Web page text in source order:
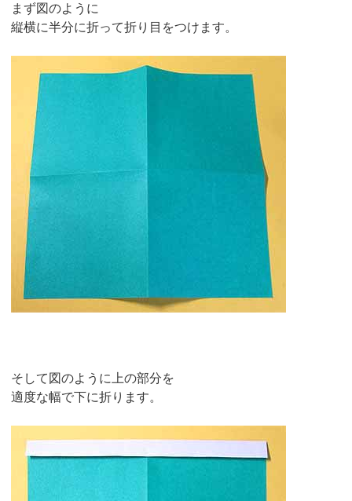
まず図のように
縦横に半分に折って折り目をつけます。
そして図のように上の部分を
適度な幅で下に折ります。